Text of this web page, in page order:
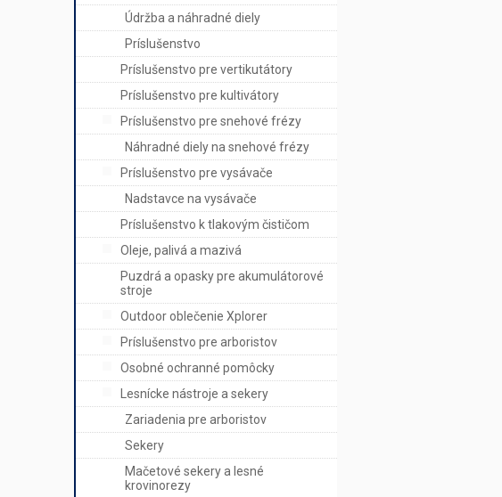
Údržba a náhradné diely
Príslušenstvo
Príslušenstvo pre vertikutátory
Príslušenstvo pre kultivátory
Príslušenstvo pre snehové frézy
Náhradné diely na snehové frézy
Príslušenstvo pre vysávače
Nadstavce na vysávače
Príslušenstvo k tlakovým čističom
Oleje, palivá a mazivá
Puzdrá a opasky pre akumulátorové
stroje
Outdoor oblečenie Xplorer
Príslušenstvo pre arboristov
Osobné ochranné pomôcky
Lesnícke nástroje a sekery
Zariadenia pre arboristov
Sekery
Mačetové sekery a lesné
krovinorezy